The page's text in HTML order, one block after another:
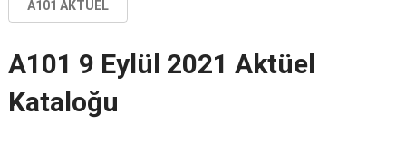
A101 AKTÜEL
A101 9 Eylül 2021 Aktüel
Kataloğu